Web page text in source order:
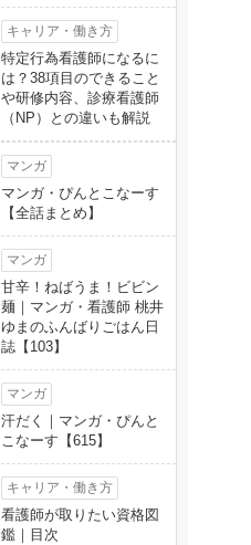
キャリア・働き方
特定行為看護師になるに
は？38項目のできること
や研修内容、診療看護師
（NP）との違いも解説
マンガ
マンガ・ぴんとこなーす
【全話まとめ】
マンガ
甘辛！ねばうま！ビビン
麺｜マンガ・看護師 桃井
ゆまのふんばりごはん日
誌【103】
マンガ
汗だく｜マンガ・ぴんと
こなーす【615】
キャリア・働き方
看護師が取りたい資格図
鑑｜目次